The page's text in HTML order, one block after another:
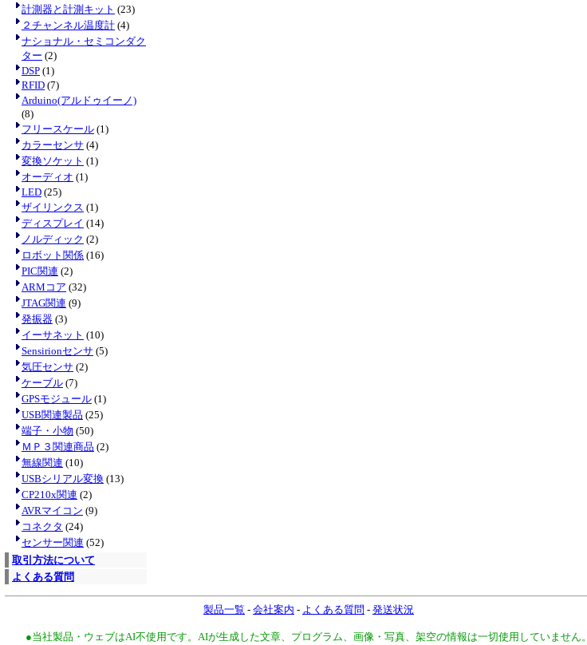
計測器と計測キット (23)
２チャンネル温度計 (4)
ナショナル・セミコンダク
ター (2)
DSP (1)
RFID (7)
Arduino(アルドゥイーノ)
(8)
フリースケール (1)
カラーセンサ (4)
変換ソケット (1)
オーディオ (1)
LED (25)
ザイリンクス (1)
ディスプレイ (14)
ノルディック (2)
ロボット関係 (16)
PIC関連 (2)
ARMコア (32)
JTAG関連 (9)
発振器 (3)
イーサネット (10)
Sensirionセンサ (5)
気圧センサ (2)
ケーブル (7)
GPSモジュール (1)
USB関連製品 (25)
端子・小物 (50)
ＭＰ３関連商品 (2)
無線関連 (10)
USBシリアル変換 (13)
CP210x関連 (2)
AVRマイコン (9)
コネクタ (24)
センサー関連 (52)
取引方法について
よくある質問
製品一覧 - 会社案内 - よくある質問 - 発送状況
●当社製品・ウェブはAI不使用です。AIが生成した文章、プログラム、画像・写真、架空の情報は一切使用していません。